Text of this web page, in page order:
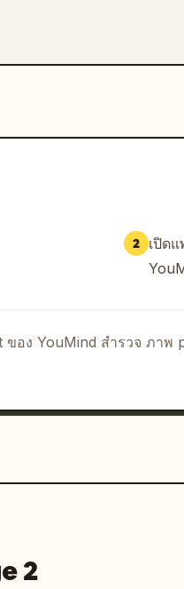
2 เปิด
อง YouMind สำรวจ ภาพ
2